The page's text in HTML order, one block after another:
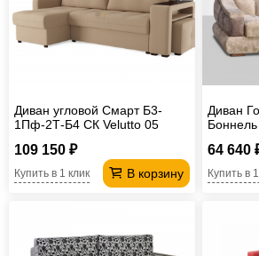
Диван угловой Смарт Б3-
1Пф-2Т-Б4 СК Velutto 05
109 150 ₽
В корзину
Купить в 1 клик
Диван
64 640
Купить в